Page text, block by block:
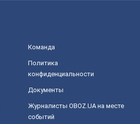
Команда
Политика
конфиденциальности
Документы
Журналисты OBOZ.UA на месте
событий